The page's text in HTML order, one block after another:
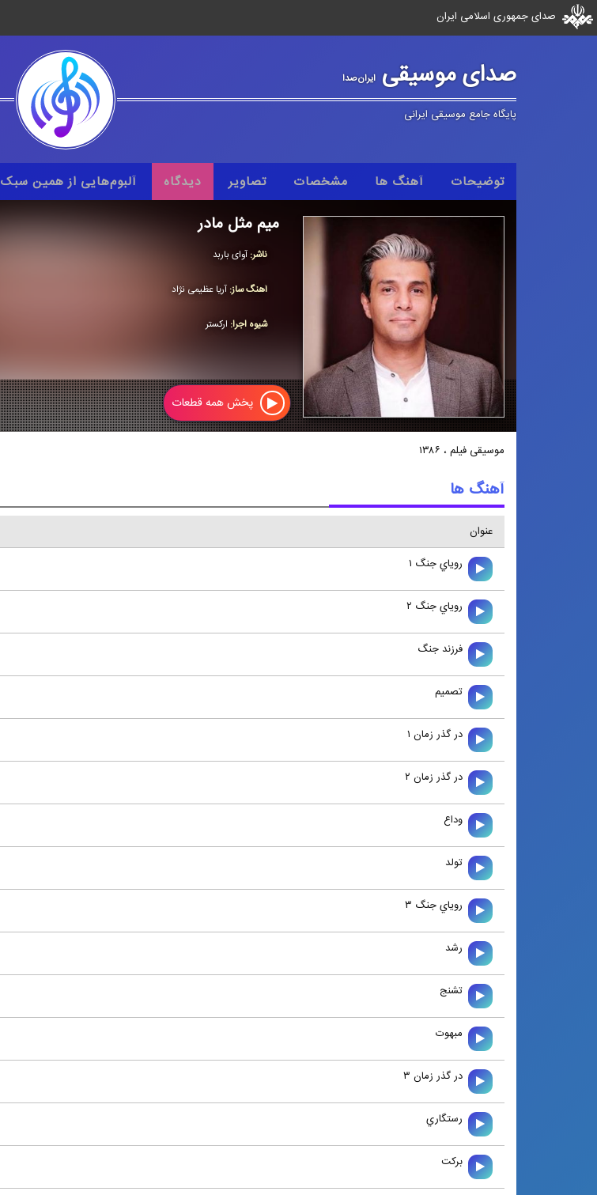
صدای جمهوری اسلامی ایران
صدای موسیقیایران‌صدا
پایگاه جامع موسیقی ایرانی
توضیحات آهنگ ها مشخصات تصاویر دیدگاه آلبوم‌هایی از همین سبک
میم مثل مادر
ناشر: آوای باربد
آهنگ ساز: آریا عظیمی‌ نژاد
شیوه اجرا: اركستر
پخش همه قطعات
موسیقی فیلم ، ۱۳۸۶
آهنگ ها
عنوان
روياي جنگ ۱
روياي جنگ ۲
فرزند جنگ
تصميم
در گذر زمان ۱
در گذر زمان ۲
وداع
تولد
روياي جنگ ۳
رشد
تشنج
مبهوت
در گذر زمان ۳
رستگاري
بركت